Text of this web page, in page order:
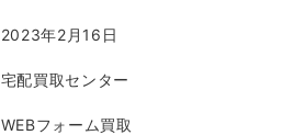
2023年2月16日
宅配買取センター
WEBフォーム買取